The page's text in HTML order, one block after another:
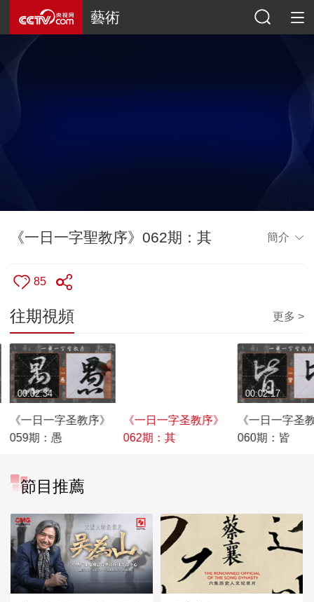
藝術
《一日一字聖教序》062期：其 簡介
85
往期視頻 更多 >
《一日一字圣教序》
059期：愚
00:02:34
《一日一字圣教序》
062期：其
《一日一字圣
060期：皆
00:02:17
節目推薦